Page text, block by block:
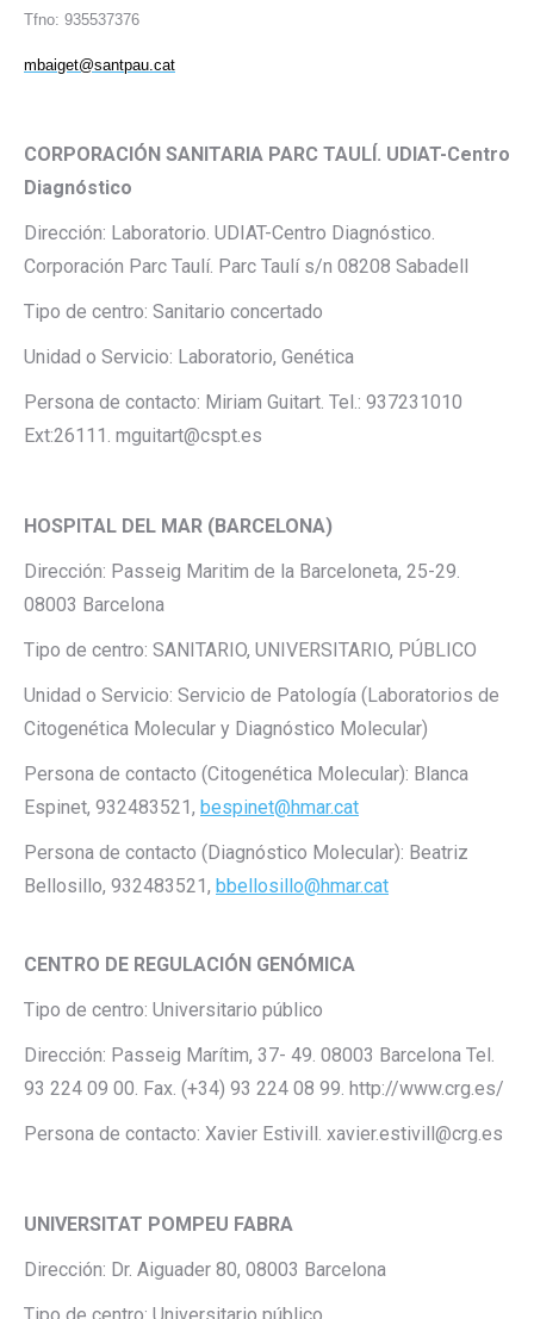
Tfno: 935537376
mbaiget@santpau.cat
CORPORACIÓN SANITARIA PARC TAULÍ. UDIAT-Centro
Diagnóstico
Dirección: Laboratorio. UDIAT-Centro Diagnóstico.
Corporación Parc Taulí. Parc Taulí s/n 08208 Sabadell
Tipo de centro: Sanitario concertado
Unidad o Servicio: Laboratorio, Genética
Persona de contacto: Miriam Guitart. Tel.: 937231010
Ext:26111. mguitart@cspt.es
HOSPITAL DEL MAR (BARCELONA)
Dirección: Passeig Maritim de la Barceloneta, 25-29.
08003 Barcelona
Tipo de centro: SANITARIO, UNIVERSITARIO, PÚBLICO
Unidad o Servicio: Servicio de Patología (Laboratorios de
Citogenética Molecular y Diagnóstico Molecular)
Persona de contacto (Citogenética Molecular): Blanca
Espinet, 932483521, bespinet@hmar.cat
Persona de contacto (Diagnóstico Molecular): Beatriz
Bellosillo, 932483521, bbellosillo@hmar.cat
CENTRO DE REGULACIÓN GENÓMICA
Tipo de centro: Universitario público
Dirección: Passeig Marítim, 37- 49. 08003 Barcelona Tel.
93 224 09 00. Fax. (+34) 93 224 08 99. http://www.crg.es/
Persona de contacto: Xavier Estivill. xavier.estivill@crg.es
UNIVERSITAT POMPEU FABRA
Dirección: Dr. Aiguader 80, 08003 Barcelona